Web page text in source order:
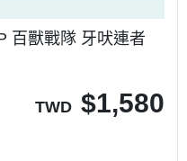
百獸戰隊 牙吠連者
TWD $1,580